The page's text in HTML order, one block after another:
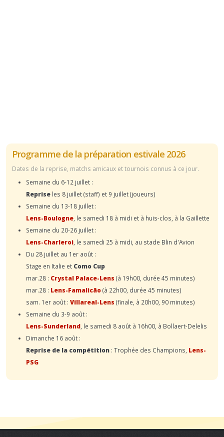
Programme de la préparation estivale 2026
Dates de la reprise, matchs amicaux et tournois connus à ce jour.
Semaine du 6-12 juillet :
Reprise les 8 juillet (staff) et 9 juillet (joueurs)
Semaine du 13-18 juillet :
Lens-Boulogne , le samedi 18 à midi et à huis-clos, à la Gaillette
Semaine du 20-26 juillet :
Lens-Charleroi , le samedi 25 à midi, au stade Blin d'Avion
Du 28 juillet au 1er août :
Stage en Italie et Como Cup
mar.28 : Crystal Palace-Lens (à 19h00, durée 45 minutes)
mar.28 : Lens-Famalicão(à 22h00, durée 45 minutes)
sam. 1er août : Villareal-Lens (finale, à 20h00, 90 minutes)
Semaine du 3-9 août :
Lens-Sunderland , le samedi 8 août à 16h00, à Bollaert-Delelis
Dimanche 16 août :
Reprise de la compétition : Trophée des Champions, Lens-
PSG